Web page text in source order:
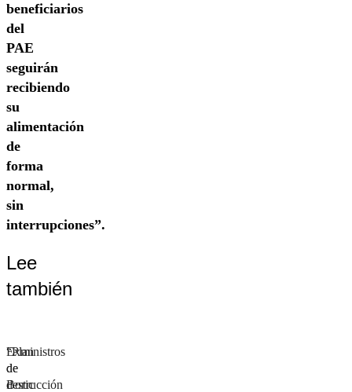
beneficiarios
del
PAE
seguirán
recibiendo
su
alimentación
de
forma
normal,
sin
interrupciones”.
Lee
también
“Plan
de
destrucción
Exministros
de
Boric